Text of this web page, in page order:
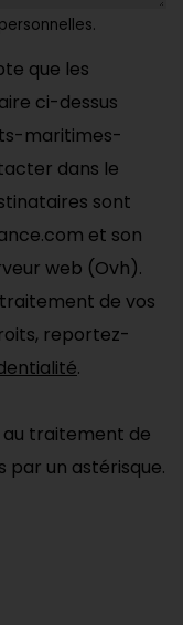
que les
ci-dessus
maritimes-
dans le
sont
et son
web (Ovh).
de vos
reportez-
.
au traitement de
un astérisque.